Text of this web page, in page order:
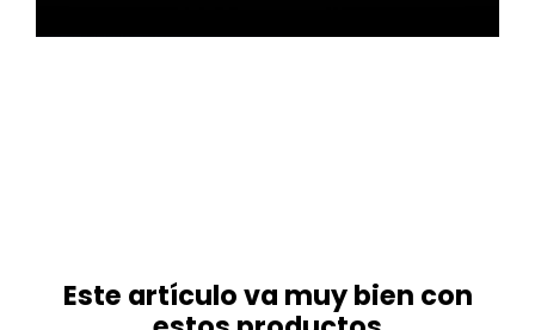
Este artículo va muy bien con